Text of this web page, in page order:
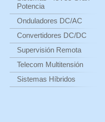
Potencia
Onduladores DC/AC
Convertidores DC/DC
Supervisión Remota
Telecom Multitensión
Sistemas Híbridos